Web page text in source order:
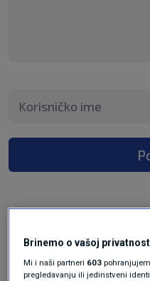
Brinemo o vašoj
Mi i naši partneri 603
pregledavanju ili jedinstveni